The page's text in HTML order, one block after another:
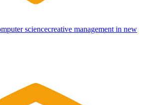
sciencecreative management in new